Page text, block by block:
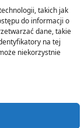
takich jak
do informacji o
dane, takie
na tej
niekorzystnie